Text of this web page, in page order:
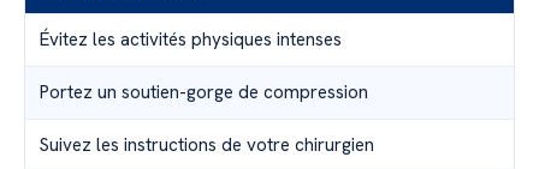
Évitez les activités physiques intenses
Portez un soutien-gorge de compression
Suivez les instructions de votre chirurgien